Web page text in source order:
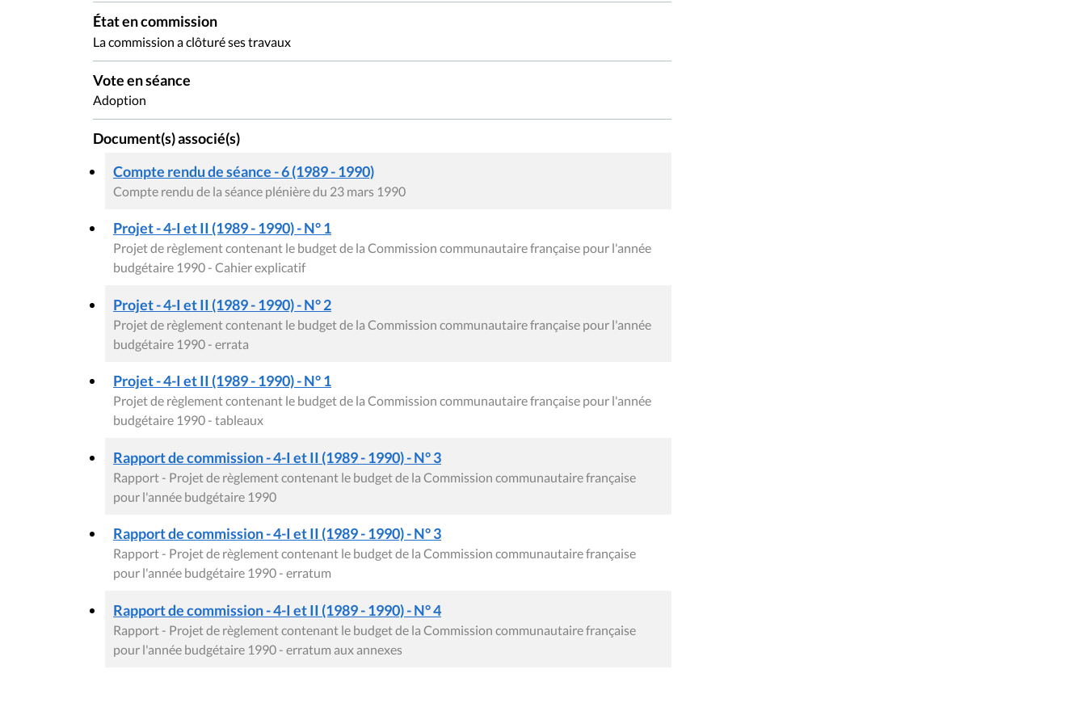
État en commission
La commission a clôturé ses travaux
Vote en séance
Adoption
Document(s) associé(s)
Compte rendu de séance - 6 (1989 - 1990)
Compte rendu de la séance plénière du 23 mars 1990
Projet - 4-I et II (1989 - 1990) - N° 1
Projet de règlement contenant le budget de la Commission communautaire française pour l'année
budgétaire 1990 - Cahier explicatif
Projet - 4-I et II (1989 - 1990) - N° 2
Projet de règlement contenant le budget de la Commission communautaire française pour l'année
budgétaire 1990 - errata
Projet - 4-I et II (1989 - 1990) - N° 1
Projet de règlement contenant le budget de la Commission communautaire française pour l'année
budgétaire 1990 - tableaux
Rapport de commission - 4-I et II (1989 - 1990) - N° 3
Rapport - Projet de règlement contenant le budget de la Commission communautaire française
pour l'année budgétaire 1990
Rapport de commission - 4-I et II (1989 - 1990) - N° 3
Rapport - Projet de règlement contenant le budget de la Commission communautaire française
pour l'année budgétaire 1990 - erratum
Rapport de commission - 4-I et II (1989 - 1990) - N° 4
Rapport - Projet de règlement contenant le budget de la Commission communautaire française
pour l'année budgétaire 1990 - erratum aux annexes